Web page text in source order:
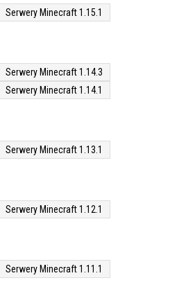
Serwery Minecraft 1.15.1
Serwery Minecraft 1.14.3
Serwery Minecraft 1.14.1
Serwery Minecraft 1.13.1
Serwery Minecraft 1.12.1
Serwery Minecraft 1.11.1